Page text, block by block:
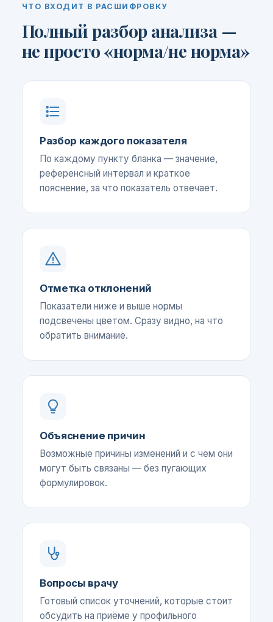
ЧТО ВХОДИТ В РАСШИФРОВКУ
Полный разбор анализа —
не просто «норма/не норма»
Разбор каждого показателя
По каждому пункту бланка — значение,
референсный интервал и краткое
пояснение, за что показатель отвечает.
Отметка отклонений
Показатели ниже и выше нормы
подсвечены цветом. Сразу видно, на что
обратить внимание.
Объяснение причин
Возможные причины изменений и с чем они
могут быть связаны — без пугающих
формулировок.
Вопросы врачу
Готовый список уточнений, которые стоит
обсудить на приёме у профильного